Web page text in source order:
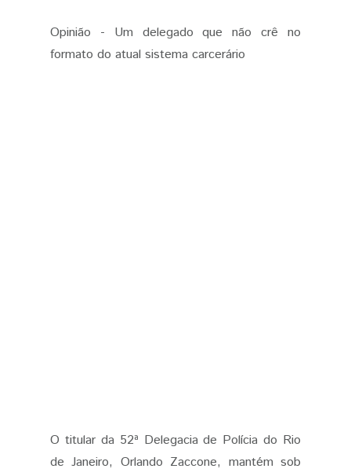
Opinião - Um delegado que não crê no
formato do atual sistema carcerário
O titular da 52ª Delegacia de Polícia do Rio
de Janeiro, Orlando Zaccone, mantém sob